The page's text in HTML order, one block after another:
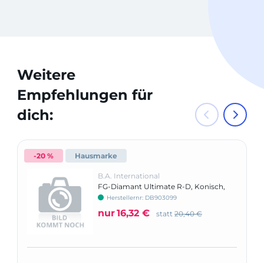
Weitere
Empfehlungen für
dich:
-20 % Hausmarke
B.A. International
FG-Diamant Ultimate R-D, Konisch,
Form 847KR
Herstellernr: DB903099
nur16,32 € statt 20,40 €